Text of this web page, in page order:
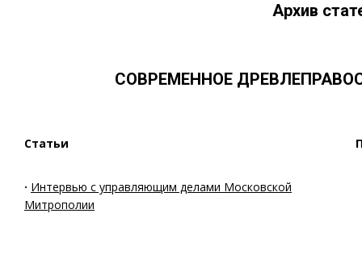
Архив
СОВРЕМЕННОЕ
Статьи
· Интервью с управляющим делами Московской
Митрополии